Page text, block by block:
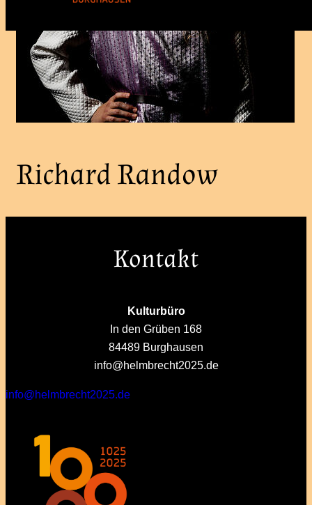
Richard Randow
Kontakt
Kulturbüro
In den Grüben 168
84489 Burghausen
info@helmbrecht2025.de
info@helmbrecht2025.de